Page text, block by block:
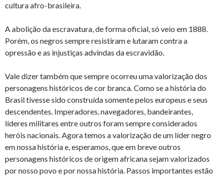
cultura afro-brasileira.
A abolição da escravatura, de forma oficial, só veio em 1888.
Porém, os negros sempre resistiram e lutaram contra a
opressão e as injustiças advindas da escravidão.
Vale dizer também que sempre ocorreu uma valorização dos
personagens históricos de cor branca. Como se a história do
Brasil tivesse sido construída somente pelos europeus e seus
descendentes. Imperadores, navegadores, bandeirantes,
líderes militares entre outros foram sempre considerados
heróis nacionais. Agora temos a valorização de um líder negro
em nossa história e, esperamos, que em breve outros
personagens históricos de origem africana sejam valorizados
por nosso povo e por nossa história. Passos importantes estão